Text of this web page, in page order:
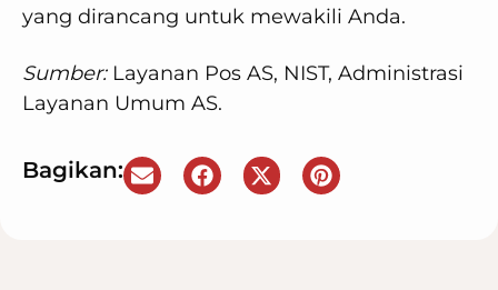
yang dirancang untuk mewakili Anda.
Sumber:Layanan Pos AS, NIST, Administrasi
Layanan Umum AS.
Bagikan: